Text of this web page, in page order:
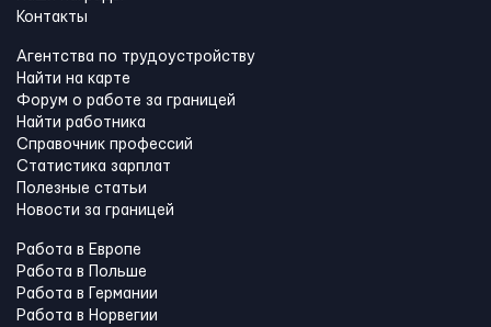
Контакты
Агентства по трудоустройству
Найти на карте
Форум о работе за границей
Найти работника
Справочник профессий
Статистика зарплат
Полезные статьи
Новости за границей
Работа в Европе
Работа в Польше
Работа в Германии
Работа в Норвегии